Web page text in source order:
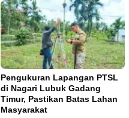
Pengukuran Lapangan PTSL
di Nagari Lubuk Gadang
Timur, Pastikan Batas Lahan
Masyarakat